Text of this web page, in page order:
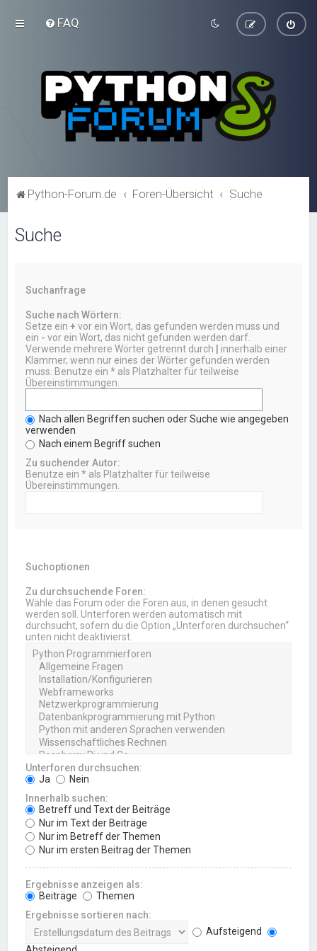
FAQ
Python-Forum.de Foren-Übersicht Suche
Suche
Suchanfrage
Suche nach Wörtern:
Setze ein+ vor ein Wort, das gefunden werden muss und
ein - vor ein Wort, das nicht gefunden werden darf.
Verwende mehrere Wörter getrennt durch
innerhalb einer
Klammer, wenn nur eines der Wörter gefunden werden
muss. Benutze ein * als Platzhalter für teilweise
Übereinstimmungen.
Nach allen Begriffen suchen oder Suche wie angegeben
verwenden
Nach einem Begriff suchen
Zu suchender Autor:
Benutze ein * als Platzhalter für teilweise
Übereinstimmungen.
Suchoptionen
Zu durchsuchende Foren:
Wähle das Forum oder die Foren aus, in denen gesucht
werden soll. Unterforen werden automatisch mit
durchsucht, sofern du die Option „Unterforen durchsuchen“
unten nicht deaktivierst.
Unterforen durchsuchen:
Ja
Nein
Innerhalb suchen:
Betreff und Text der Beiträge
Nur im Text der Beiträge
Nur im Betreff der Themen
Nur im ersten Beitrag der Themen
Ergebnisse anzeigen als:
Beiträge
Themen
Ergebnisse sortieren nach:
Aufsteigend